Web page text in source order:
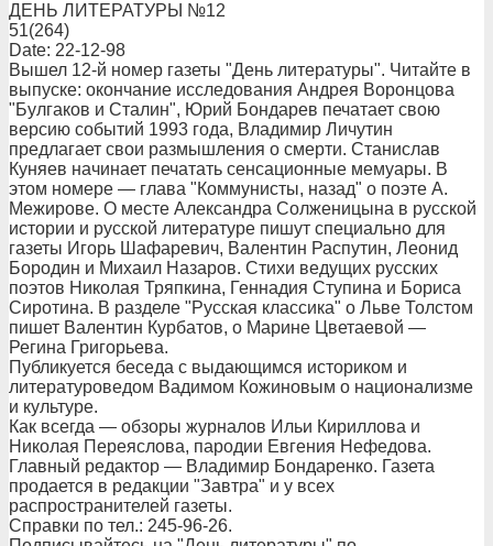
ДЕНЬ ЛИТЕРАТУРЫ №12
51(264)
Date: 22-12-98
Вышел 12-й номер газеты "День литературы". Читайте в
выпуске: окончание исследования Андрея Воронцова
"Булгаков и Сталин", Юрий Бондарев печатает свою
версию событий 1993 года, Владимир Личутин
предлагает свои размышления о смерти. Станислав
Куняев начинает печатать сенсационные мемуары. В
этом номере — глава "Коммунисты, назад" о поэте А.
Межирове. О месте Александра Солженицына в русской
истории и русской литературе пишут специально для
газеты Игорь Шафаревич, Валентин Распутин, Леонид
Бородин и Михаил Назаров. Стихи ведущих русских
поэтов Николая Тряпкина, Геннадия Ступина и Бориса
Сиротина. В разделе "Русская классика" о Льве Толстом
пишет Валентин Курбатов, о Марине Цветаевой —
Регина Григорьева.
Публикуется беседа с выдающимся историком и
литературоведом Вадимом Кожиновым о национализме
и культуре.
Как всегда — обзоры журналов Ильи Кириллова и
Николая Переяслова, пародии Евгения Нефедова.
Главный редактор — Владимир Бондаренко. Газета
продается в редакции "Завтра" и у всех
распространителей газеты.
Справки по тел.: 245-96-26.